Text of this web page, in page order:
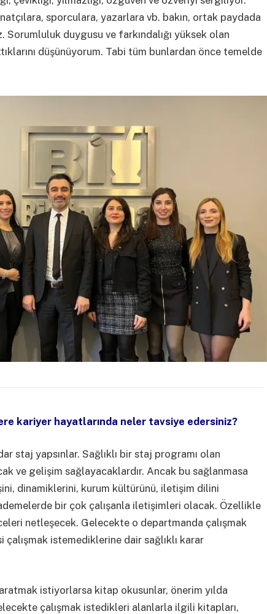
sporculara, yazarlara vb. bakın, ortak paydada
Sorumluluk duygusu ve farkındalığı yüksek olan
düşünüyorum. Tabi tüm bunlardan önce temelde
kariyer hayatlarında neler tavsiye edersiniz?
staj yapsınlar. Sağlıklı bir staj programı olan
ve gelişim sağlayacaklardır. Ancak bu sağlanmasa
dinamiklerini, kurum kültürünü, iletişim dilini
bir çok çalışanla iletişimleri olacak. Özellikle
netleşecek. Gelecekte o departmanda çalışmak
istemediklerine dair sağlıklı karar
istiyorlarsa kitap okusunlar, önerim yılda
çalışmak istedikleri alanlarla ilgili kitapları,